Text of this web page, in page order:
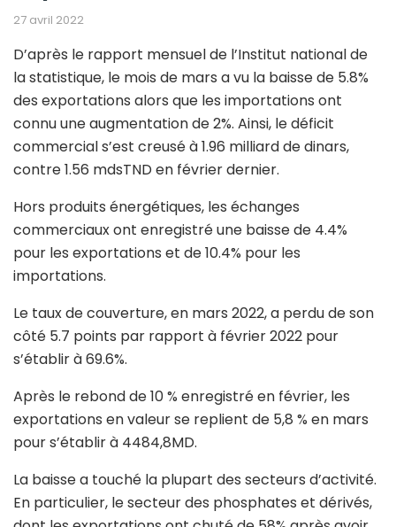
27 avril 2022
D’après le rapport mensuel de l’Institut national de
la statistique, le mois de mars a vu la baisse de 5.8%
des exportations alors que les importations ont
connu une augmentation de 2%. Ainsi, le déficit
commercial s’est creusé à 1.96 milliard de dinars,
contre 1.56 mdsTND en février dernier.
Hors produits énergétiques, les échanges
commerciaux ont enregistré une baisse de 4.4%
pour les exportations et de 10.4% pour les
importations.
Le taux de couverture, en mars 2022, a perdu de son
côté 5.7 points par rapport à février 2022 pour
s’établir à 69.6%.
Après le rebond de 10 % enregistré en février, les
exportations en valeur se replient de 5,8 % en mars
pour s’établir à 4484,8MD.
La baisse a touché la plupart des secteurs d’activité.
En particulier, le secteur des phosphates et dérivés,